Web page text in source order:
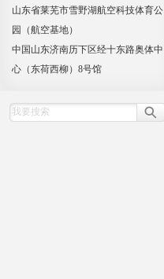
山东省莱芜市雪野湖航空科技体育公
园（航空基地）
中国山东济南历下区经十东路奥体中
心（东荷西柳）8号馆